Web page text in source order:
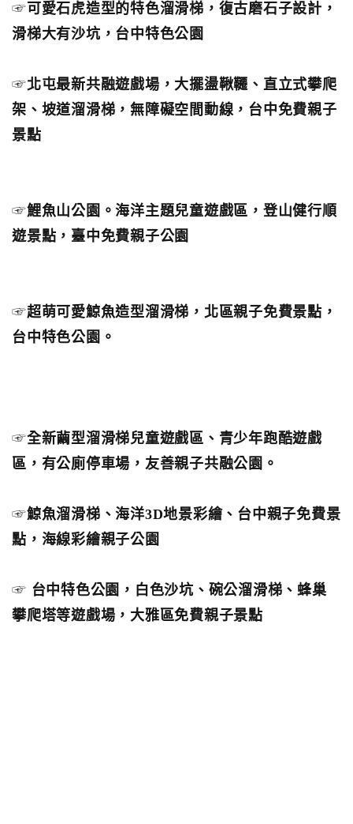
☞可愛石虎造型的特色溜滑梯，復古磨石子設計，
滑梯大有沙坑，台中特色公園
☞北屯最新共融遊戲場，大擺盪鞦韆、直立式攀爬
架、坡道溜滑梯，無障礙空間動線，台中免費親子
景點
☞鯉魚山公園。海洋主題兒童遊戲區，登山健行順
遊景點，臺中免費親子公園
☞超萌可愛鯨魚造型溜滑梯，北區親子免費景點，
台中特色公園。
☞全新繭型溜滑梯兒童遊戲區、青少年跑酷遊戲
區，有公廁停車場，友善親子共融公園。
☞鯨魚溜滑梯、海洋3D地景彩繪、台中親子免費景
點，海線彩繪親子公園
☞ 台中特色公園，白色沙坑、碗公溜滑梯、蜂巢
攀爬塔等遊戲場，大雅區免費親子景點